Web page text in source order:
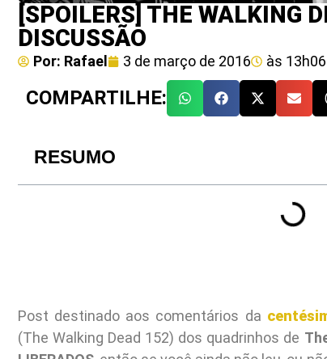
[SPOILERS] THE WALKING
DISCUSSÃO
Por: Rafael 3 de março de 2016 às 13h06
COMPARTILHE:
RESUMO
Post destinado aos comentários da
(The Walking Dead 152) dos quadrinhos de